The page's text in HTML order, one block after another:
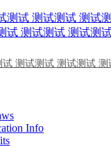
试 测试测试 测试测试 测
Info